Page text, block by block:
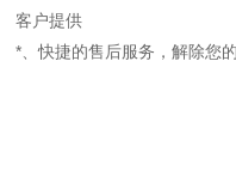
客户提供
*、快捷的售后服务，解除您